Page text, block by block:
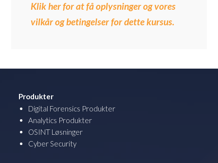
Klik her for at få oplysninger og vores
vilkår og betingelser for dette kursus.
Produkter
Digital Forensics Produkter
Analytics Produkter
OSINT Løsninger
Cyber Security